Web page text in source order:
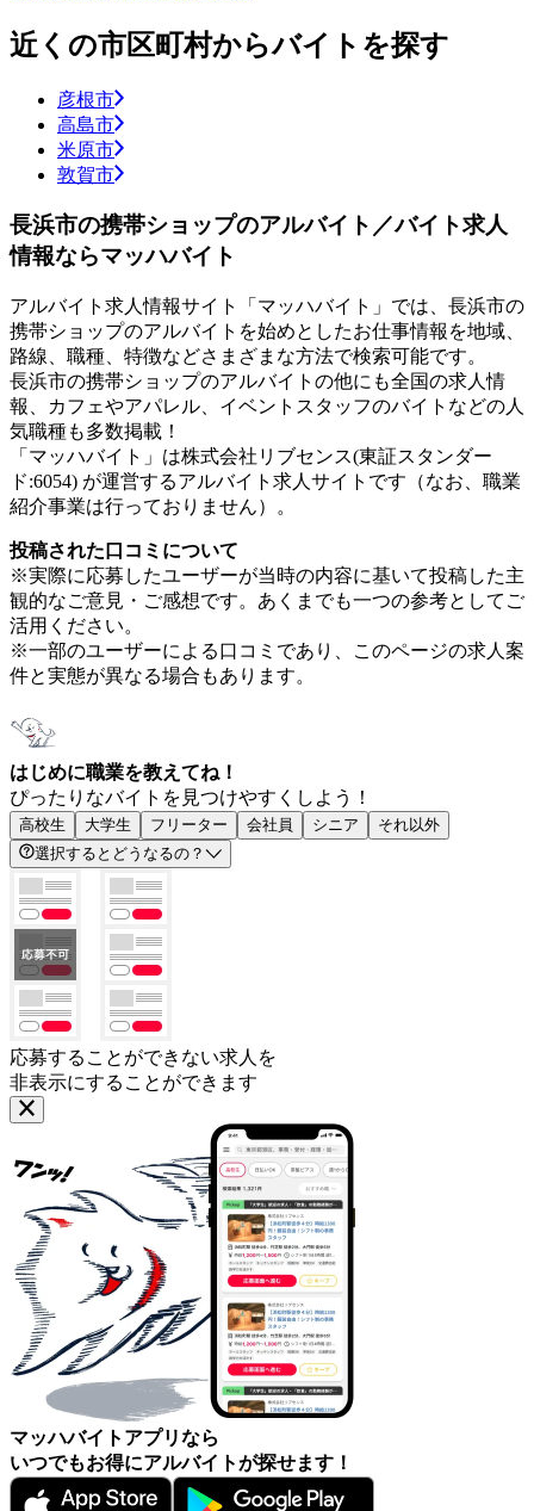
近くの市区町村からバイトを探す
彦根市
高島市
米原市
敦賀市
長浜市の携帯ショップのアルバイト／バイト求人
情報ならマッハバイト
アルバイト求人情報サイト「マッハバイト」では、長浜市の
携帯ショップのアルバイトを始めとしたお仕事情報を地域、
路線、職種、特徴などさまざまな方法で検索可能です。
長浜市の携帯ショップのアルバイトの他にも全国の求人情
報、カフェやアパレル、イベントスタッフのバイトなどの人
気職種も多数掲載！
「マッハバイト」は株式会社リブセンス(東証スタンダー
ド:6054) が運営するアルバイト求人サイトです（なお、職業
紹介事業は行っておりません）。
投稿された口コミについて
※実際に応募したユーザーが当時の内容に基いて投稿した主
観的なご意見・ご感想です。あくまでも一つの参考としてご
活用ください。
※一部のユーザーによる口コミであり、このページの求人案
件と実態が異なる場合もあります。
はじめに職業を教えてね！
ぴったりなバイトを見つけやすくしよう！
高校生 大学生 フリーター 会社員 シニア
それ以外
選択するとどうなるの？
応募することができない求人を
非表示にすることができます
マッハバイトアプリなら
いつでもお得にアルバイトが探せます！